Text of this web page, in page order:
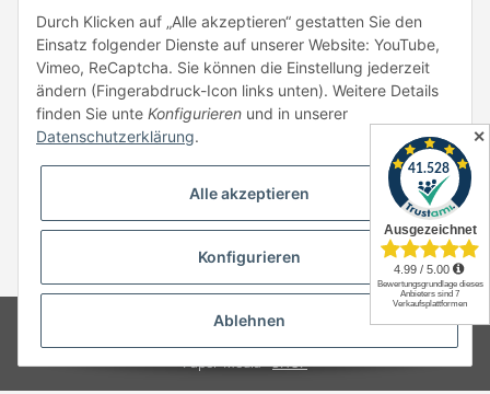
Händlerbund
Vertrag widerrufen
* Alle Preise inkl. gesetzlicher USt., zzgl.Versand
© Copyright by Paper-Media - (2006-2026)
Design & Motivpapier -
Qualitätsprodukte Made in Germany
Paper-Media -SHOP
✕
Durch Klicken auf „Alle akzeptieren“ gestatten Sie den
Einsatz folgender Dienste auf unserer Website: YouTube,
Vimeo, ReCaptcha. Sie können die Einstellung jederzeit
ändern (Fingerabdruck-Icon links unten). Weitere Details
finden Sie unte Konfigurieren und in unserer
Datenschutzerklärung.
Alle akzeptieren
Konfigurieren
Ablehnen